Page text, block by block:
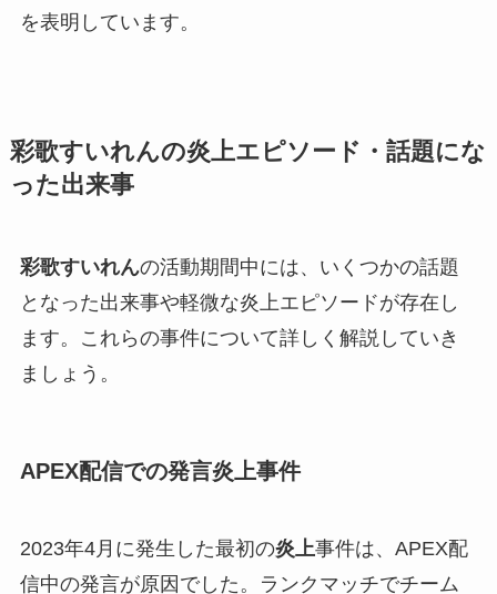
を表明しています。
彩歌すいれんの炎上エピソード・話題にな
った出来事
彩歌すいれんの活動期間中には、いくつかの話題
となった出来事や軽微な炎上エピソードが存在し
ます。これらの事件について詳しく解説していき
ましょう。
APEX配信での発言炎上事件
2023年4月に発生した最初の炎上事件は、APEX配
信中の発言が原因でした。ランクマッチでチーム